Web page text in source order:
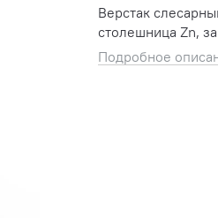
Верстак
столешница Zn,
Подробное